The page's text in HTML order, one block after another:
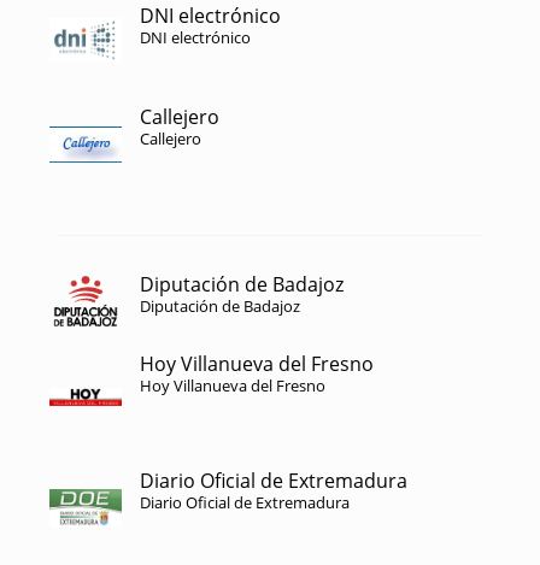
DNI electrónico
DNI electrónico
Callejero
Callejero
Diputación de Badajoz
Diputación de Badajoz
Hoy Villanueva del Fresno
Hoy Villanueva del Fresno
Diario Oficial de Extremadura
Diario Oficial de Extremadura